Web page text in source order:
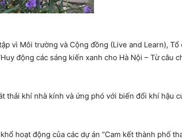
vì Môi trường và Cộng đồng (Live and Learn), Tổ
động các sáng kiến xanh cho Hà Nội – Từ câu
thải khí nhà kính và ứng phó với biến đổi khí hậu
hoạt động của các dự án “Cam kết thành phố